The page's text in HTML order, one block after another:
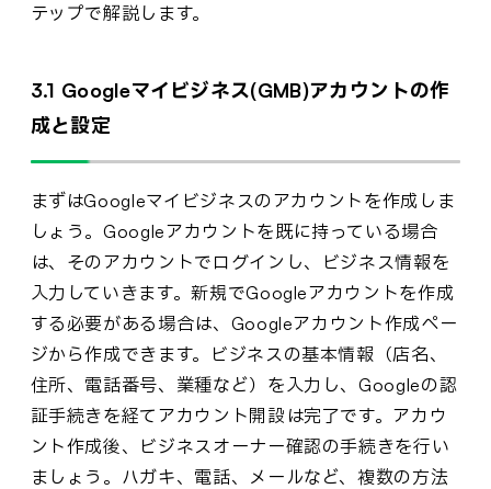
テップで解説します。
3.1 Googleマイビジネス(GMB)アカウントの作
成と設定
まずはGoogleマイビジネスのアカウントを作成しま
しょう。Googleアカウントを既に持っている場合
は、そのアカウントでログインし、ビジネス情報を
入力していきます。新規でGoogleアカウントを作成
する必要がある場合は、Googleアカウント作成ペー
ジから作成できます。ビジネスの基本情報（店名、
住所、電話番号、業種など）を入力し、Googleの認
証手続きを経てアカウント開設は完了です。アカウ
ント作成後、ビジネスオーナー確認の手続きを行い
ましょう。ハガキ、電話、メールなど、複数の方法